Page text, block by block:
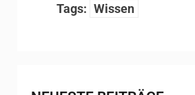
Tags: Wissen